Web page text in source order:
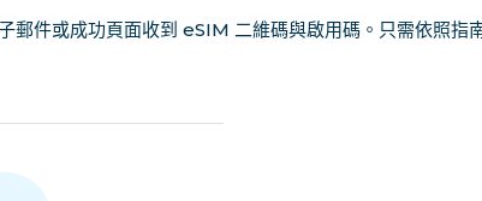
郵件或成功頁面收到 eSIM 二維碼與啟用碼。只需依照指